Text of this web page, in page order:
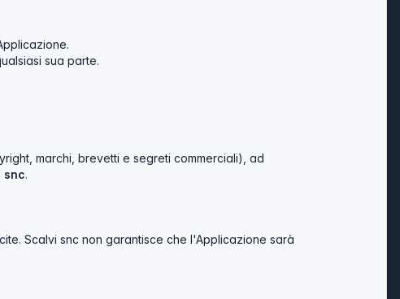
sua parte.
marchi, brevetti e segreti commerciali), ad
snc.
Scalvi snc non garantisce che l'Applicazione sarà